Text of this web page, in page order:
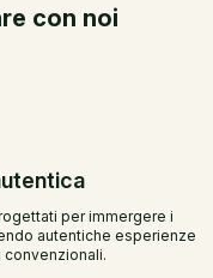
con noi
per immergere i
autentiche esperienze
convenzionali.